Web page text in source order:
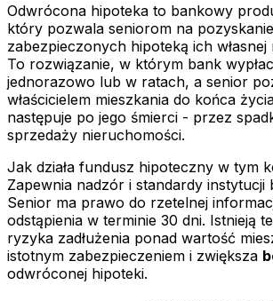
Odwrócona hipoteka to bankowy
który pozwala seniorom na
zabezpieczonych hipoteką ich
To rozwiązanie, w którym bank
jednorazowo lub w ratach, a senior
właścicielem mieszkania do końca
następuje po jego śmierci - przez
sprzedaży nieruchomości.
Jak działa fundusz hipoteczny w tym
Zapewnia nadzór i standardy instytucji
Senior ma prawo do rzetelnej
odstąpienia w terminie 30 dni. Istnieją
ryzyka zadłużenia ponad wartość
istotnym zabezpieczeniem i zwiększa
odwróconej hipoteki.